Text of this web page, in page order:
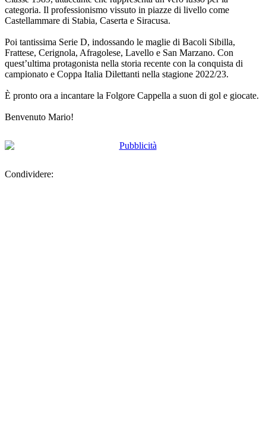
categoria. Il professionismo vissuto in piazze di livello come
Castellammare di Stabia, Caserta e Siracusa.
Poi tantissima Serie D, indossando le maglie di Bacoli Sibilla,
Frattese, Cerignola, Afragolese, Lavello e San Marzano. Con
quest’ultima protagonista nella storia recente con la conquista di
campionato e Coppa Italia Dilettanti nella stagione 2022/23.
È pronto ora a incantare la Folgore Cappella a suon di gol e giocate.
Benvenuto Mario!
Condividere: